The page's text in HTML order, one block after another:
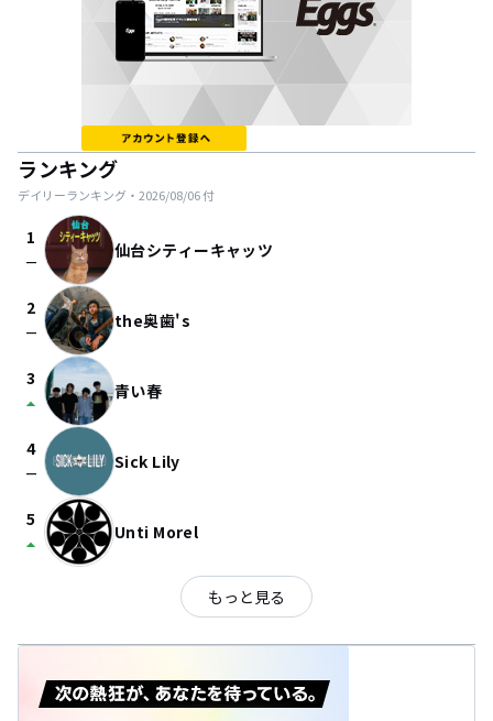
ランキング
デイリーランキング・ 2026/08/06付
1
check_indeterminate_small 仙台シティーキャッツ
2
check_indeterminate_small the奥歯's
3
arrow_drop_up 青い春
4
check_indeterminate_small Sick Lily
5
arrow_drop_up Unti Morel
もっと見る